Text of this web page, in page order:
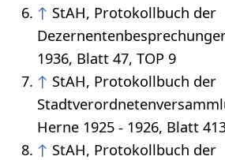
↑ StAH, Protokollbuch der
1936, Blatt 47, TOP 9
↑ StAH, Protokollbuch der
Herne 1925 - 1926, Blatt
↑ StAH, Protokollbuch der